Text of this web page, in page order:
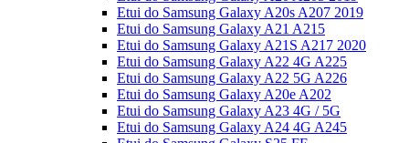
Etui do Samsung Galaxy A20s A207 2019
Etui do Samsung Galaxy A21 A215
Etui do Samsung Galaxy A21S A217 2020
Etui do Samsung Galaxy A22 4G A225
Etui do Samsung Galaxy A22 5G A226
Etui do Samsung Galaxy A20e A202
Etui do Samsung Galaxy A23 4G / 5G
Etui do Samsung Galaxy A24 4G A245